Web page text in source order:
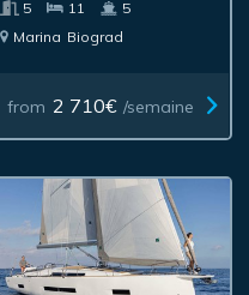
5 11
5
Marina Biograd
from 2 710€ /semaine